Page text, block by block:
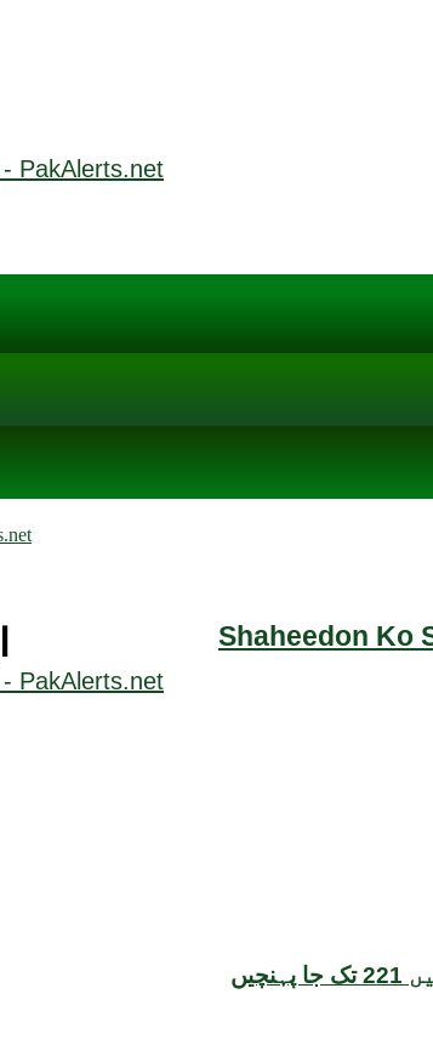
Shaheedon Ko